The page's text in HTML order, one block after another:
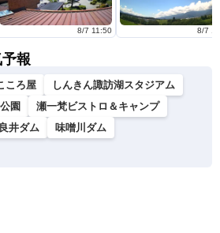
8/7 11:50 8/7
報
ころ屋
しんきん諏訪湖スタジアム
園
瀬一梵ビストロ＆キャンプ
井ダム
味噌川ダム